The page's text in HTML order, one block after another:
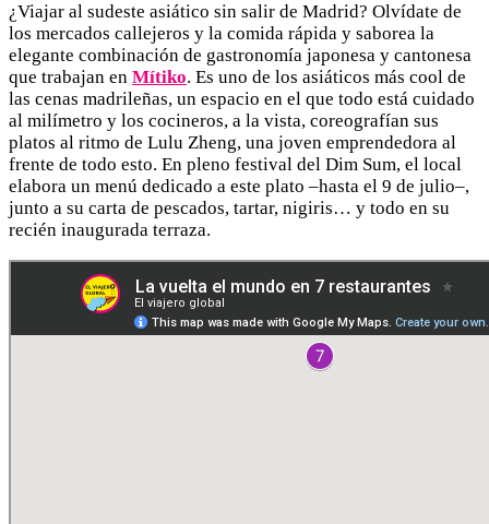
¿Viajar al sudeste asiático sin salir de Madrid? Olvídate de
los mercados callejeros y la comida rápida y saborea la
elegante combinación de gastronomía japonesa y cantonesa
que trabajan en Mítiko. Es uno de los asiáticos más cool de
las cenas madrileñas, un espacio en el que todo está cuidado
al milímetro y los cocineros, a la vista, coreografían sus
platos al ritmo de Lulu Zheng, una joven emprendedora al
frente de todo esto. En pleno festival del Dim Sum, el local
elabora un menú dedicado a este plato –hasta el 9 de julio–,
junto a su carta de pescados, tartar, nigiris… y todo en su
recién inaugurada terraza.